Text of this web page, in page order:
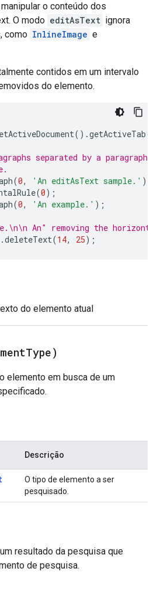
o conteúdo dos
O modo editAsText ignora
como InlineImage e
contidos em um intervalo
do elemento.
().getActiveTab
separated by a paragraph
(0, 'An editAsText sample.' );
(0);
(0, 'An example.' );
An" removing the
deleteText(14, 25);
do elemento atual
Type)
elemento em busca de um
Descrição
O tipo de elemento a ser
pesquisado.
resultado da pesquisa que
de pesquisa.